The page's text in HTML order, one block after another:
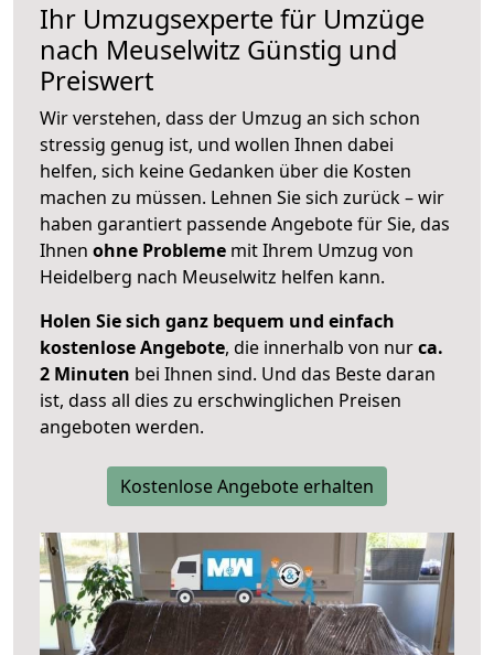
Ihr Umzugsexperte für Umzüge
nach Meuselwitz Günstig und
Preiswert
Wir verstehen, dass der Umzug an sich schon
stressig genug ist, und wollen Ihnen dabei
helfen, sich keine Gedanken über die Kosten
machen zu müssen. Lehnen Sie sich zurück – wir
haben garantiert passende Angebote für Sie, das
Ihnen ohne Probleme mit Ihrem Umzug von
Heidelberg nach Meuselwitz helfen kann.
Holen Sie sich ganz bequem und einfach
kostenlose Angebote, die innerhalb von nurca.
2 Minuten bei Ihnen sind. Und das Beste daran
ist, dass all dies zu erschwinglichen Preisen
angeboten werden.
Kostenlose Angebote erhalten